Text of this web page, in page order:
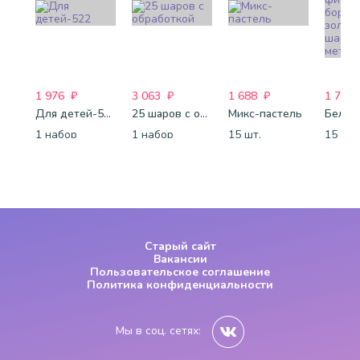
1 976 ₽
Для детей-522
1 набор
3 063 ₽
25 шаров с обработкой
1 набор
1 688 ₽
Микс-пастель
15 шт.
1 750
15 шт.
Старый сайт
Вакансии
Пользовательское соглашение
Политика конфиденциальности
Мы в соц. сетях: